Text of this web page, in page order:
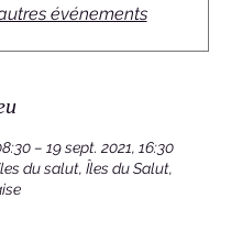
événements
– 19 sept. 2021, 16:30
du salut, Îles du Salut,